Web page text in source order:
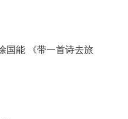
国能 《带一首诗去旅